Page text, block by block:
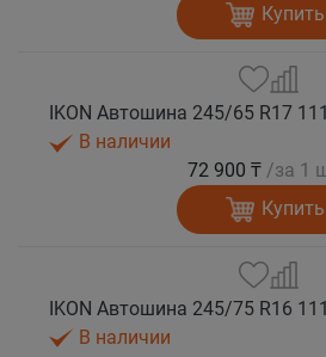
Купить
В наличии
72 900 ₸ /за 1
Купить
В наличии